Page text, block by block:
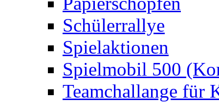
Schülerrallye
Spielaktionen
Spielmobil 500
Teamchallange für